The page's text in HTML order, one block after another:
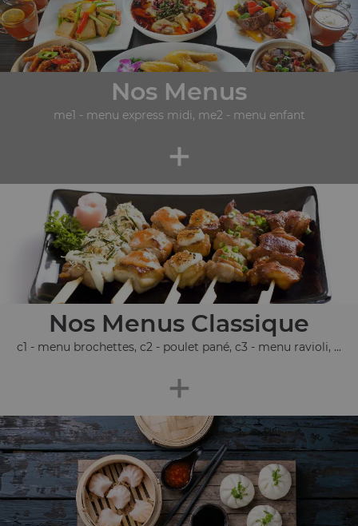
Nos Menus
me1 - menu express midi, me2 - menu enfant
+
Nos Menus Classique
c1 - menu brochettes, c2 - poulet pané, c3 - menu ravioli, ...
+